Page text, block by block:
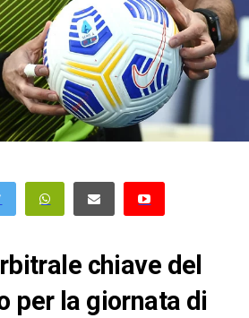
chiave del
per la giornata di